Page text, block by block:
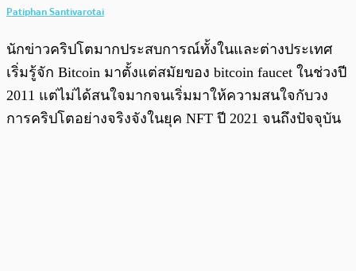
Patiphan Santivarotai
นักข่าวคริปโตมากประสบการณ์ทั้งในและต่างประเทศ
เริ่มรู้จัก Bitcoin มาตั้งแต่สมัยของ bitcoin faucet ในช่วงปี
2011 แต่ไม่ได้สนใจมากจนเริ่มมาให้ความสนใจกับวง
การคริปโตอย่างจริงจังในยุค NFT ปี 2021 จนถึงปัจจุบัน